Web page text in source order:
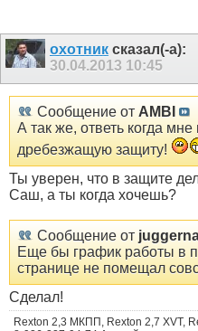
охотник сказал(-а):
30.04.2013 10:45
Сообщение от AMBI
А так же, ответь когда
дребезжащую защиту!
Ты уверен, что в защите
Саш, а ты когда хочешь?
Сообщение от
Еще бы график работы в
странице не помещал
Сделал!
Rexton 2,3 МКПП, Rexton 2,7 XVT,